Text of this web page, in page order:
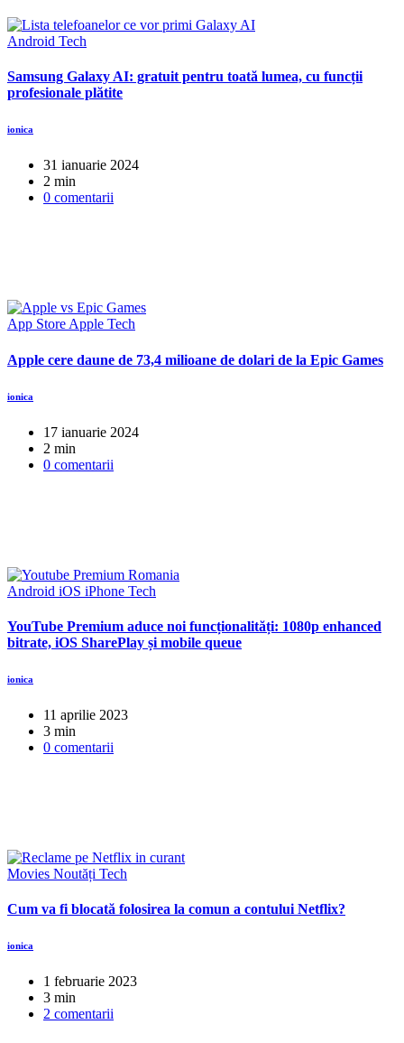
Android Tech
Samsung Galaxy AI: gratuit pentru toată lumea, cu funcții
profesionale plătite
ionica
31 ianuarie 2024
2 min
0 comentarii
App StoreApple Tech
Apple cere daune de 73,4 milioane de dolari de la Epic Games
ionica
17 ianuarie 2024
2 min
0 comentarii
Android iOS iPhone Tech
YouTube Premium aduce noi funcționalități: 1080p enhanced
bitrate, iOS SharePlay și mobile queue
ionica
11 aprilie 2023
3 min
0 comentarii
Movies Noutăți Tech
Cum va fi blocată folosirea la comun a contului Netflix?
ionica
1 februarie 2023
3 min
2 comentarii